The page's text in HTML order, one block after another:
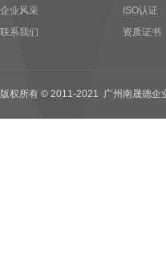
企业风采
联系我们
ISO认证
资质证书
版权所有 © 2011-2021 广州南晟德